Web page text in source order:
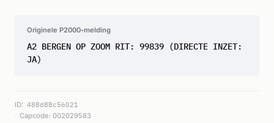
Originele P2000-melding
A2 BERGEN OP ZOOM RIT: 99839 (DIRECTE INZET:
JA)
ID: 488d88c56021
Capcode: 002029583